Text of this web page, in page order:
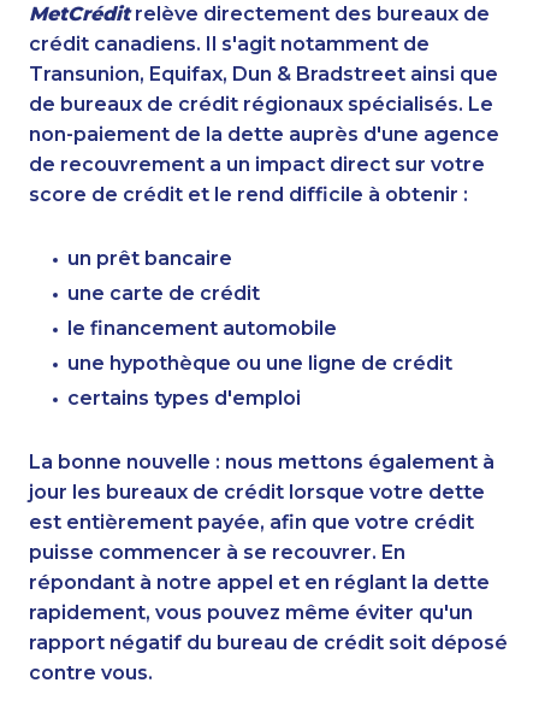
MetCréditrelève directement des bureaux de
crédit canadiens. Il s'agit notamment de
Transunion, Equifax, Dun & Bradstreet ainsi que
de bureaux de crédit régionaux spécialisés. Le
non-paiement de la dette auprès d'une agence
de recouvrement a un impact direct sur votre
score de crédit et le rend difficile à obtenir :
un prêt bancaire
une carte de crédit
le financement automobile
une hypothèque ou une ligne de crédit
certains types d'emploi
La bonne nouvelle : nous mettons également à
jour les bureaux de crédit lorsque votre dette
est entièrement payée, afin que votre crédit
puisse commencer à se recouvrer. En
répondant à notre appel et en réglant la dette
rapidement, vous pouvez même éviter qu'un
rapport négatif du bureau de crédit soit déposé
contre vous.